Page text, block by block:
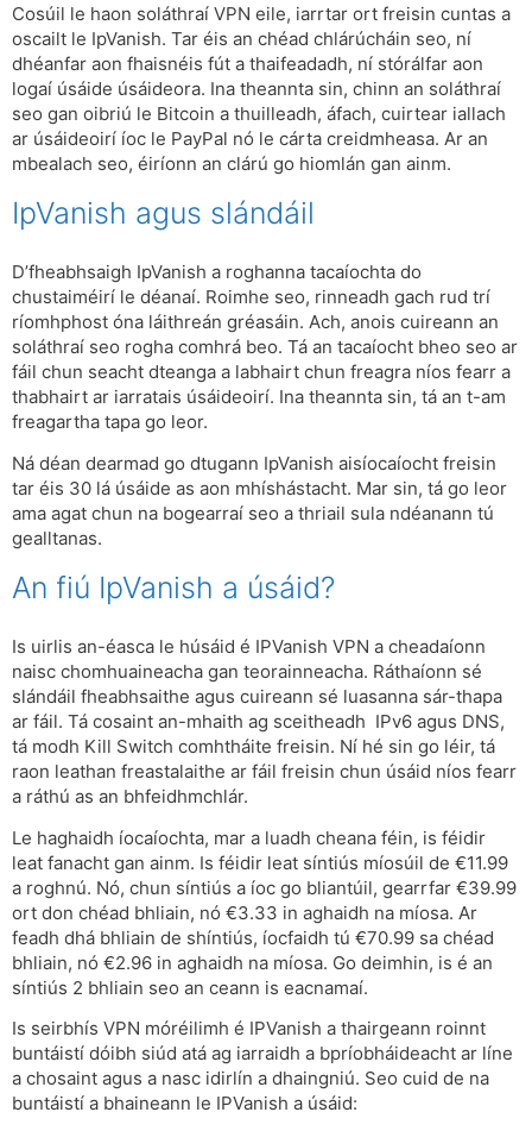
Cosúil le haon soláthraí VPN eile, iarrtar ort freisin cuntas a
oscailt le IpVanish. Tar éis an chéad chlárúcháin seo, ní
dhéanfar aon fhaisnéis fút a thaifeadadh, ní stórálfar aon
logaí úsáide úsáideora. Ina theannta sin, chinn an soláthraí
seo gan oibriú le Bitcoin a thuilleadh, áfach, cuirtear iallach
ar úsáideoirí íoc le PayPal nó le cárta creidmheasa. Ar an
mbealach seo, éiríonn an clárú go hiomlán gan ainm.
IpVanish agus slándáil
D’fheabhsaigh IpVanish a roghanna tacaíochta do
chustaiméirí le déanaí. Roimhe seo, rinneadh gach rud trí
ríomhphost óna láithreán gréasáin. Ach, anois cuireann an
soláthraí seo rogha comhrá beo. Tá an tacaíocht bheo seo ar
fáil chun seacht dteanga a labhairt chun freagra níos fearr a
thabhairt ar iarratais úsáideoirí. Ina theannta sin, tá an t-am
freagartha tapa go leor.
Ná déan dearmad go dtugann IpVanish aisíocaíocht freisin
tar éis 30 lá úsáide as aon mhíshástacht. Mar sin, tá go leor
ama agat chun na bogearraí seo a thriail sula ndéanann tú
gealltanas.
An fiú IpVanish a úsáid?
Is uirlis an-éasca le húsáid é IPVanish VPN a cheadaíonn
naisc chomhuaineacha gan teorainneacha. Ráthaíonn sé
slándáil fheabhsaithe agus cuireann sé luasanna sár-thapa
ar fáil. Tá cosaint an-mhaith ag sceitheadh ​​​​ IPv6 agus DNS,
tá modh Kill Switch comhtháite freisin. Ní hé sin go léir, tá
raon leathan freastalaithe ar fáil freisin chun úsáid níos fearr
a ráthú as an bhfeidhmchlár.
Le haghaidh íocaíochta, mar a luadh cheana féin, is féidir
leat fanacht gan ainm. Is féidir leat síntiús míosúil de €11.99
a roghnú. Nó, chun síntiús a íoc go bliantúil, gearrfar €39.99
ort don chéad bhliain, nó €3.33 in aghaidh na míosa. Ar
feadh dhá bhliain de shíntiús, íocfaidh tú €70.99 sa chéad
bhliain, nó €2.96 in aghaidh na míosa. Go deimhin, is é an
síntiús 2 bhliain seo an ceann is eacnamaí.
Is seirbhís VPN móréilimh é IPVanish a thairgeann roinnt
buntáistí dóibh siúd atá ag iarraidh a bpríobháideacht ar líne
a chosaint agus a nasc idirlín a dhaingniú. Seo cuid de na
buntáistí a bhaineann le IPVanish a úsáid: